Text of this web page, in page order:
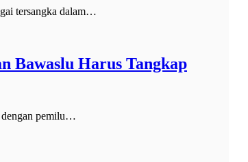
tersangka dalam…
Bawaslu Harus Tangkap
dengan pemilu…